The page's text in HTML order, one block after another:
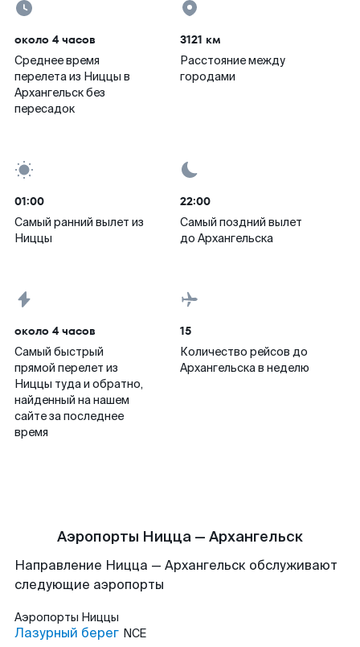
около 4 часов
Среднее время
перелета из Ниццы в
Архангельск без
пересадок
3121 км
Расстояние между
городами
01:00
Самый ранний вылет из
Ниццы
22:00
Самый поздний вылет
до Архангельска
около 4 часов
Самый быстрый
прямой перелет из
Ниццы туда и обратно,
найденный на нашем
сайте за последнее
время
15
Количество рейсов до
Архангельска в неделю
Аэропорты Ницца — Архангельск
Направление Ницца — Архангельск обслуживают
следующие аэропорты
Аэропорты Ниццы
Лазурный берег NCE